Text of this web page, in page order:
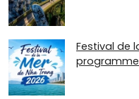
Festival de